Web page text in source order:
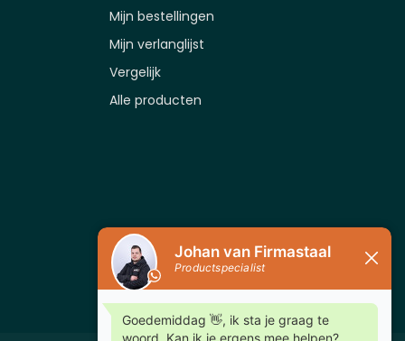
Mijn bestellingen
Mijn verlanglijst
Vergelijk
Alle producten